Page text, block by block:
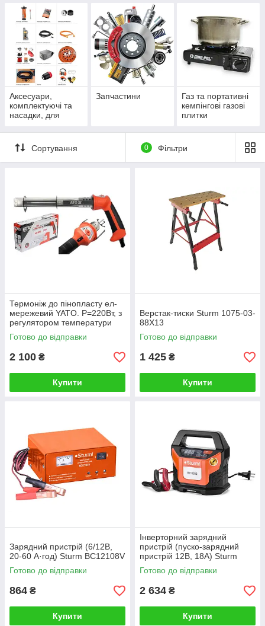
Аксесуари,
комплектуючі та
насадки, для
Запчастини
Газ та портативні
кемпінгові газові
плитки
Сортування 0 Фільтри
Термоніж до пінопласту ел-
мережевий YATO. P=220Вт, з
регулятором температури
70-450°С, l=220 мм
Готово до відправки
2 100 ₴
Купити
Верстак-тиски Sturm 1075-03-
88X13
Готово до відправки
1 425 ₴
Купити
Зарядний пристрій (6/12В,
20-60 А·год) Sturm BC12108V
Готово до відправки
864 ₴
Купити
Інверторний зарядний
пристрій (пуско-зарядний
пристрій 12В, 18А) Sturm
BC12300
Готово до відправки
2 634 ₴
Купити